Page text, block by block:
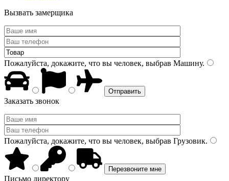
Вызвать замерщика
Пожалуйста, докажите, что вы человек, выбрав Машину.
Заказать звонок
Пожалуйста, докажите, что вы человек, выбрав Грузовик.
Письмо директору